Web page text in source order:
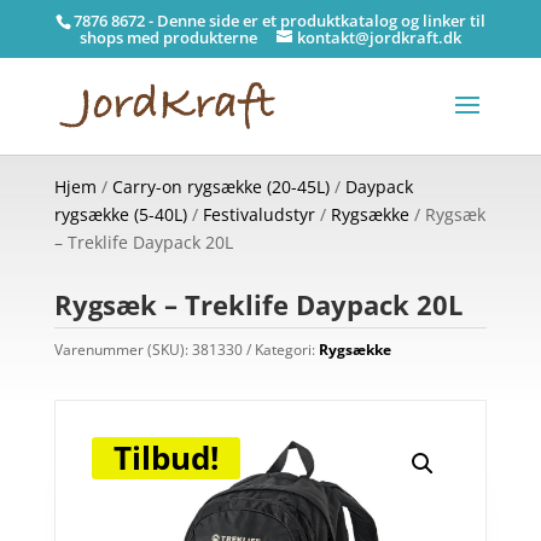
7876 8672 - Denne side er et produktkatalog og linker til
shops med produkterne kontakt@jordkraft.dk
Hjem / Carry-on rygsække (20-45L)/ Daypack
rygsække (5-40L)/ Festivaludstyr/ Rygsække/ Rygsæk
– Treklife Daypack 20L
Rygsæk – Treklife Daypack 20L
Varenummer (SKU):381330 Kategori: Rygsække
Tilbud!